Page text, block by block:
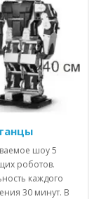
шоу 5
роботов.
каждого
30 минут. В